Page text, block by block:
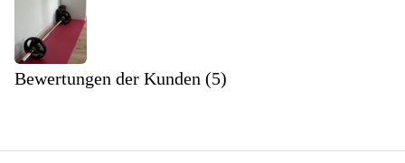
Bewertungen der Kunden (5)